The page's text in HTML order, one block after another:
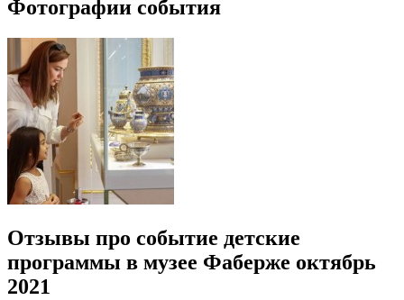
Фотографии события
Отзывы про событие детские
программы в музее Фаберже октябрь
2021